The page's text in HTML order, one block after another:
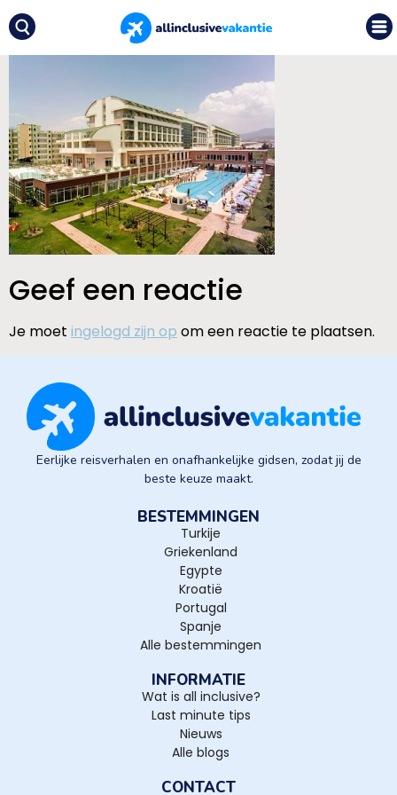
Geef een reactie
Je moet ingelogd zijn op om een reactie te plaatsen.
Eerlijke reisverhalen en onafhankelijke gidsen, zodat jij de
beste keuze maakt.
BESTEMMINGEN
Turkije
Griekenland
Egypte
Kroatië
Portugal
Spanje
Alle bestemmingen
INFORMATIE
Wat is all inclusive?
Last minute tips
Nieuws
Alle blogs
CONTACT